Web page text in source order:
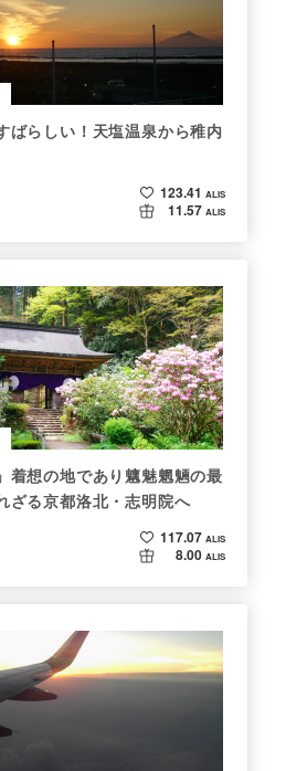
ばらしい！天塩温泉から稚内
123.41 ALIS
11.57 ALIS
着想の地であり魑魅魍魎の最
る京都洛北・志明院へ
117.07 ALIS
8.00 ALIS